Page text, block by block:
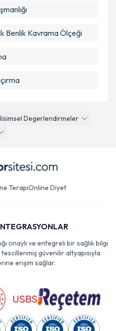
Degerlendirmeler
Benlik Kavrama Ölçeği
TerapiOnline Diyet
onaylı ve entegreli bir sağlık bilgi
güvenilir altyapısıyla
erişim sağlar.